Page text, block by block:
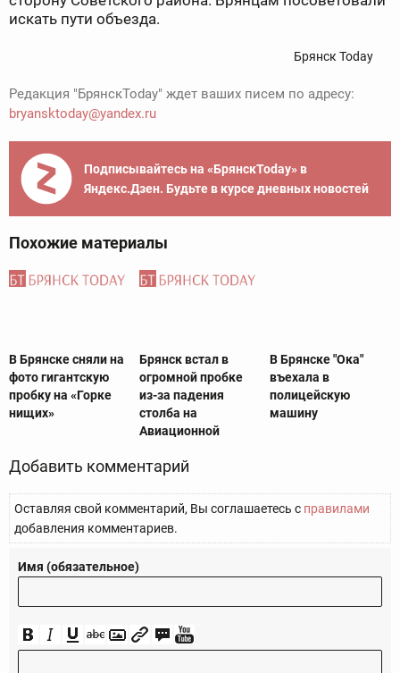
искать пути объезда.
Брянск Today
Редакция "БрянскToday" ждет ваших писем по адресу:
bryansktoday@yandex.ru
Подписывайтесь на «БрянскToday» в
Яндекс.Дзен. Будьте в курсе дневных новостей
Похожие материалы
В Брянске сняли на
фото гигантскую
пробку на «Горке
нищих»
Брянск встал в
огромной пробке
из-за падения
столба на
Авиационной
В Брянске "Ока"
въехала в
полицейскую
машину
Добавить комментарий
Оставляя свой комментарий, Вы соглашаетесь с правилами
добавления комментариев.
Имя (обязательное)